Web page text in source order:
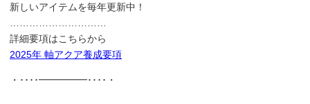
新しいアイテムを毎年更新中！
詳細要項はこちらから
2025年 軸アクア養成要項
・････━━━━━････・